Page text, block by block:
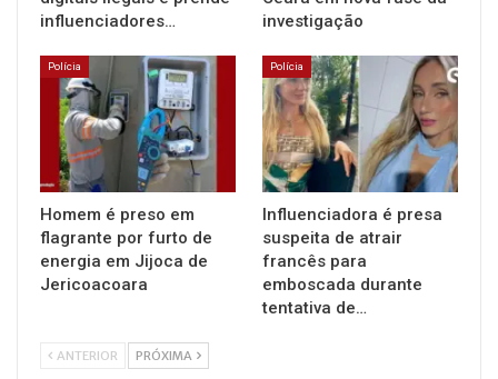
influenciadores…
investigação
Polícia
Homem é preso em
flagrante por furto de
energia em Jijoca de
Jericoacoara
Polícia
Influenciadora é presa
suspeita de atrair
francês para
emboscada durante
tentativa de…
ANTERIOR PRÓXIMA